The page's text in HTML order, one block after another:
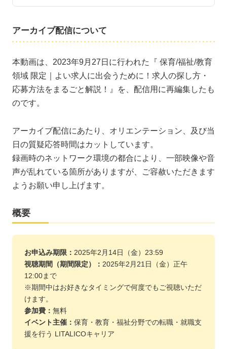
アーカイブ配信について
本動画は、2023年9月27日に行われた『 保育/福祉/教育
領域 限定｜よい求人に出会うために！求人の探し方・
応募方法をまるごと解説！』を、配信用に再編集したも
のです。
アーカイブ配信にあたり、オリエンテーション、及び当
日の質疑応答時間はカットしています。
録画時のネットワーク環境の都合により、一部映像や音
声が乱れている箇所がありますが、ご容赦いただきます
ようお願い申し上げます。
概要
お申込み期限： 2025年2月14日（金）23:59
視聴期間（期間限定）： 2025年2月21日（金）正午
12:00まで
※期間中はお好きなタイミングで何度でもご視聴いただ
けます。
参加費： 無料
イベント主催： 保育・教育・福祉分野での転職・就職支
援を行う LITALICOキャリア